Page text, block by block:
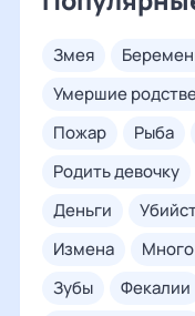
змея
умершие
пожар
рыба
родить девочку
деньги
измена
зубы
фекалии